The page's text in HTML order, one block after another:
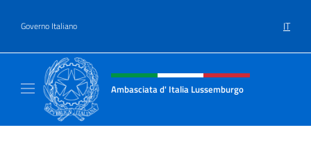
Governo Italiano IT
Intestazione sito, social e menù
Ambasciata d' Italia Lussemburgo